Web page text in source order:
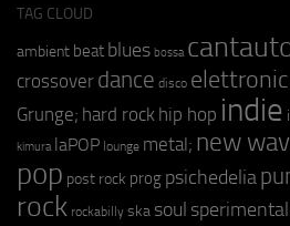
TAG CLOUD
ambient beat blues bossa
crossover dance disco
Grunge; hard rock hip hop indie
kimura laPOP lounge metal; new
pop post rock prog psichedelia
rock rockabilly ska soul